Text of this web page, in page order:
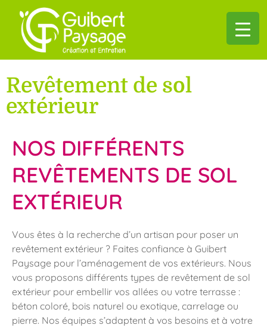
Revêtement de sol
extérieur
NOS DIFFÉRENTS
REVÊTEMENTS DE SOL
EXTÉRIEUR
Vous êtes à la recherche d’un artisan pour poser un
revêtement extérieur ? Faites confiance à Guibert
Paysage pour l’aménagement de vos extérieurs. Nous
vous proposons différents types de revêtement de sol
extérieur pour embellir vos allées ou votre terrasse :
béton coloré, bois naturel ou exotique, carrelage ou
pierre. Nos équipes s’adaptent à vos besoins et à votre